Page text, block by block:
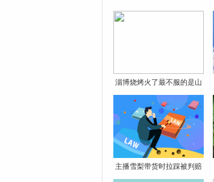
淄博烧烤火了最不服的是山
东
主播雪梨带货时拉踩被判赔
20